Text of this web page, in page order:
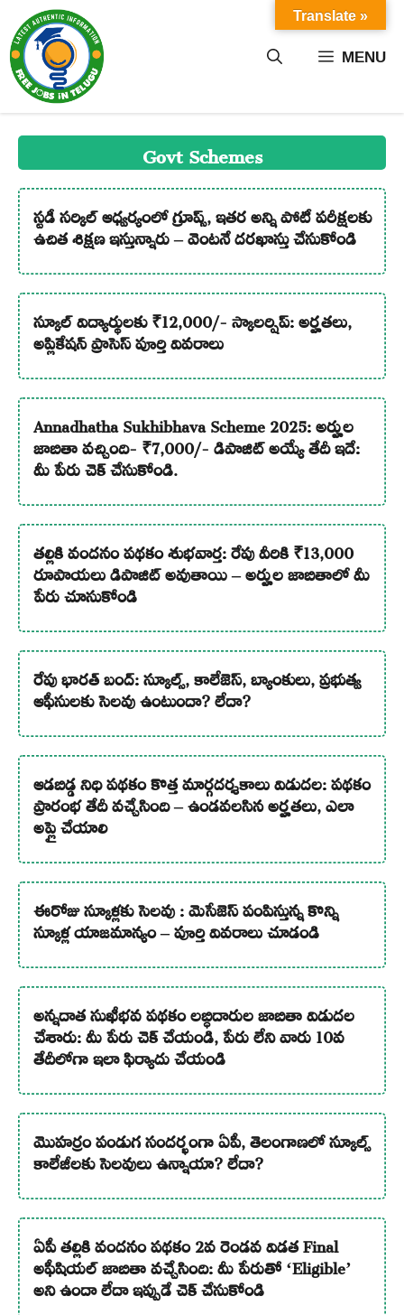
content MENU
Govt Schemes
స్టడీ సర్కిల్ ఆధ్వర్యంలో గ్రూప్స్, ఇతర అన్ని పోటీ పరీక్షలకు
ఉచిత శిక్షణ ఇస్తున్నారు – వెంటనే దరఖాస్తు చేసుకోండి
స్కూల్ విద్యార్థులకు ₹12,000/- స్కాలర్షిప్: అర్హతలు,
అప్లికేషన్ ప్రాసెస్ పూర్తి వివరాలు
Annadhatha Sukhibhava Scheme 2025: అర్హుల
జాబితా వచ్చింది- ₹7,000/- డిపాజిట్ అయ్యే తేదీ ఇదే:
మీ పేరు చెక్ చేసుకోండి.
తల్లికి వందనం పథకం శుభవార్త: రేపు వీరికి ₹13,000
రూపాయలు డిపాజిట్ అవుతాయి – అర్హుల జాబితాలో మీ
పేరు చూసుకోండి
రేపు భారత్ బంద్: స్కూల్స్, కాలేజెస్, బ్యాంకులు, ప్రభుత్వ
ఆఫీసులకు సెలవు ఉంటుందా? లేదా?
ఆడబిడ్డ నిధి పథకం కొత్త మార్గదర్శకాలు విడుదల: పథకం
ప్రారంభ తేదీ వచ్చేసింది – ఉండవలసిన అర్హతలు, ఎలా
అప్లై చేయాలి
ఈరోజు స్కూళ్లకు సెలవు : మెసేజెస్ పంపిస్తున్న కొన్ని
స్కూళ్ల యాజమాన్యం – పూర్తి వివరాలు చూడండి
అన్నదాత సుఖీభవ పథకం లబ్ధిదారుల జాబితా విడుదల
చేశారు: మీ పేరు చెక్ చేయండి, పేరు లేని వారు 10వ
తేదీలోగా ఇలా ఫిర్యాదు చేయండి
మొహర్రం పండుగ సందర్భంగా ఏపీ, తెలంగాణలో స్కూల్స్
కాలేజీలకు సెలవులు ఉన్నాయా? లేదా?
ఏపీ తల్లికి వందనం పథకం 2వ రెండవ విడత Final
అఫీషియల్ జాబితా వచ్చేసింది: మీ పేరుతో ‘Eligible’
అని ఉందా లేదా ఇప్పుడే చెక్ చేసుకోండి
Translate »